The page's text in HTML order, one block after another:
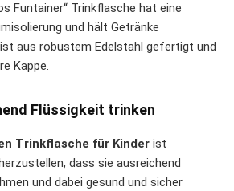
Funtainer“ Trinkflasche hat eine
und hält Getränke
aus robustem Edelstahl gefertigt und
Kappe.
Flüssigkeit trinken
Trinkflasche für Kinder ist
dass sie ausreichend
und dabei gesund und sicher